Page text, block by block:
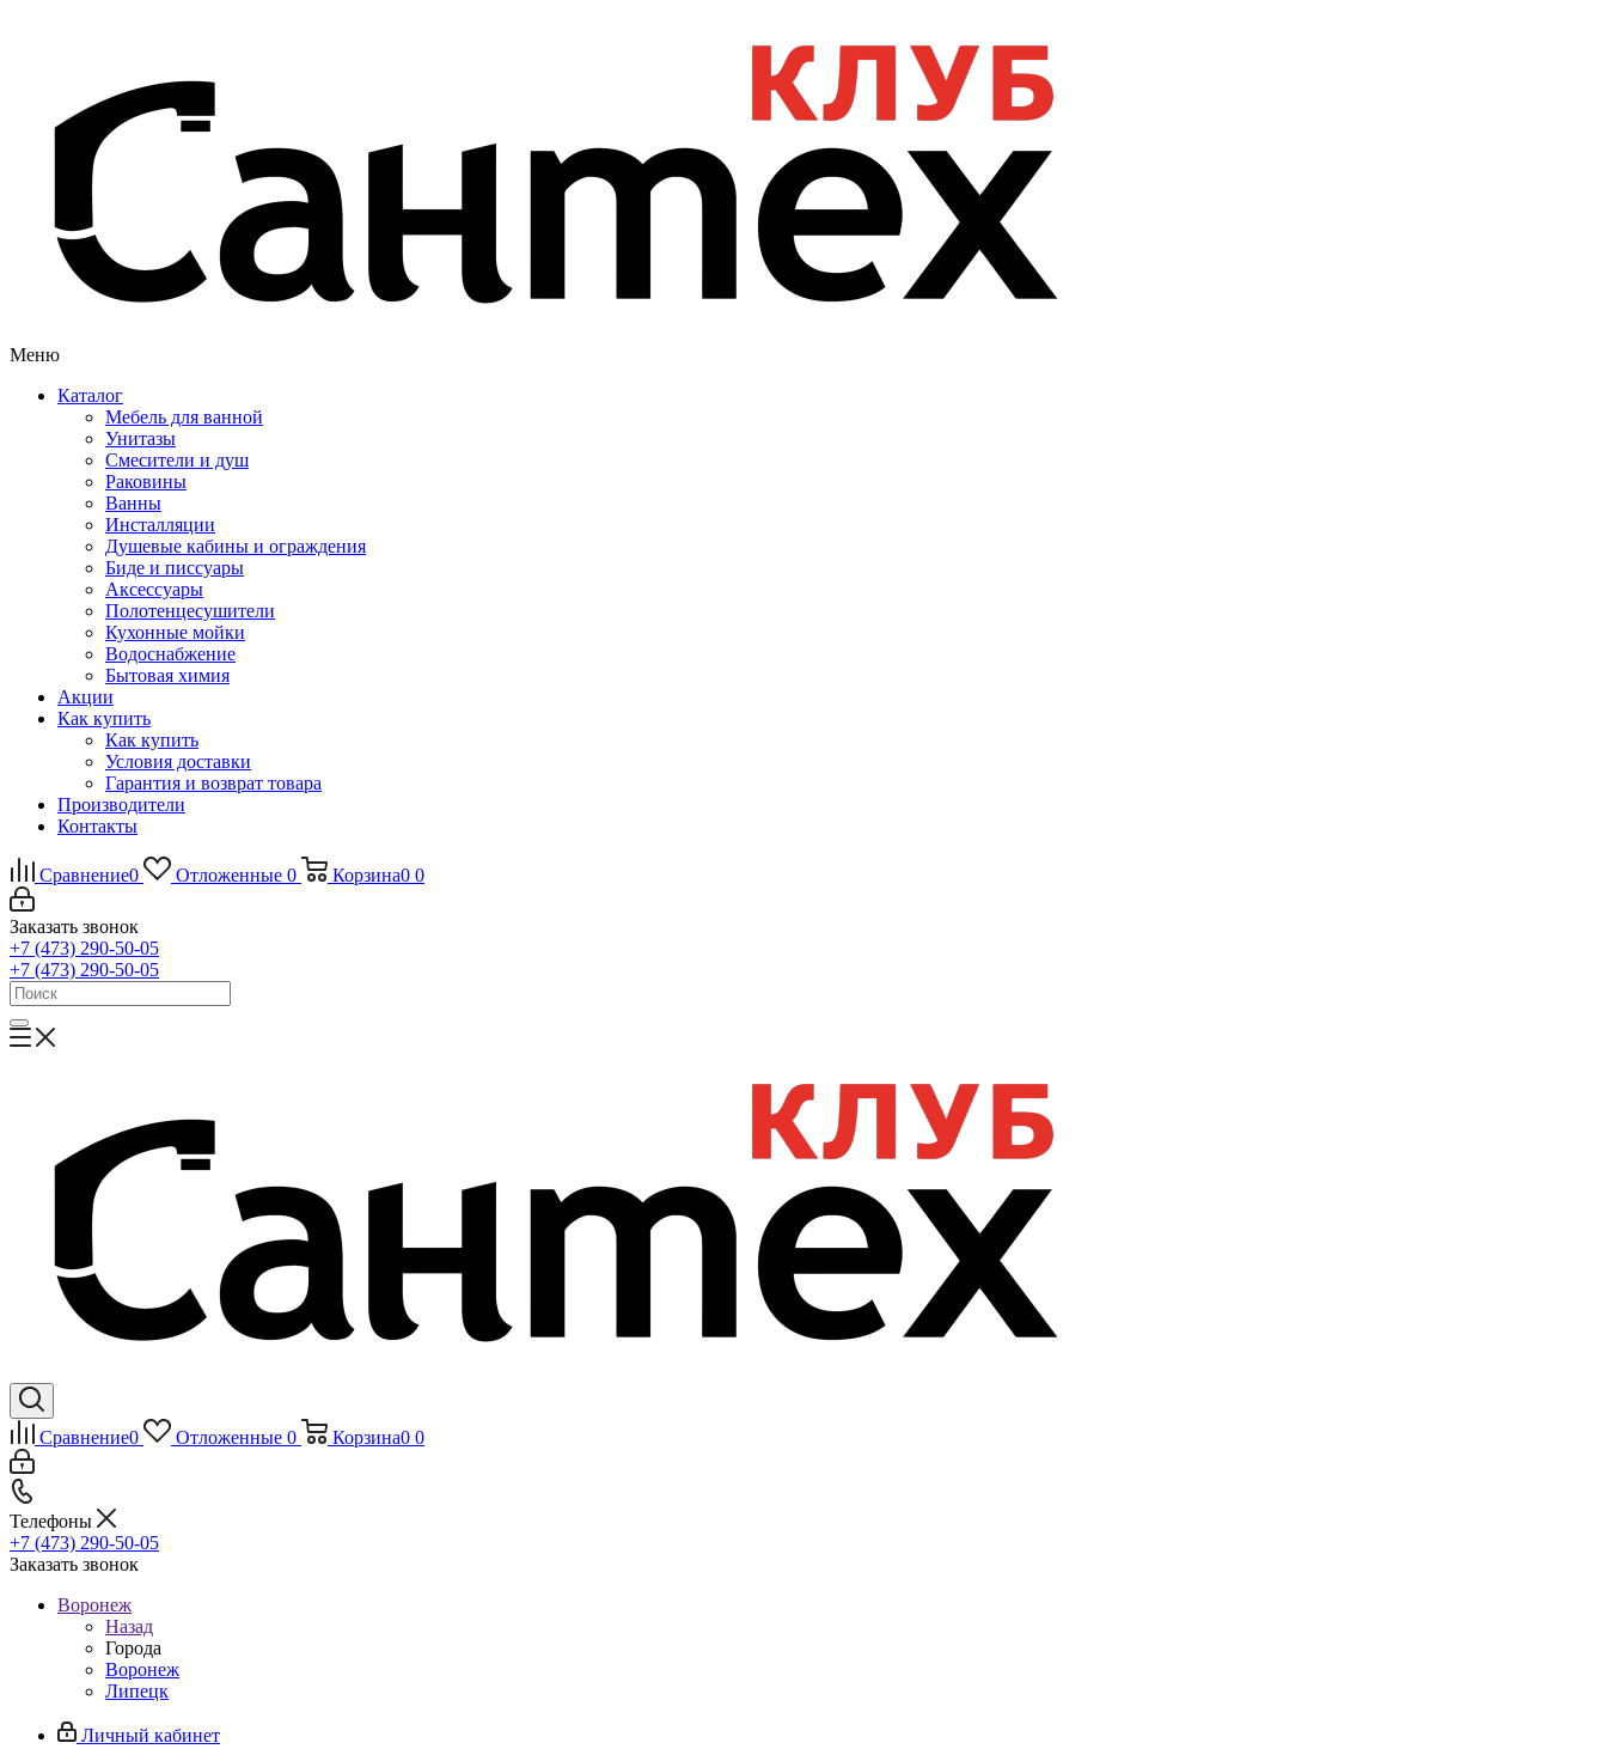
Меню
Каталог
Мебель для ванной
Унитазы
Смесители и душ
Раковины
Ванны
Инсталляции
Душевые кабины и ограждения
Биде и писсуары
Аксессуары
Полотенцесушители
Кухонные мойки
Водоснабжение
Бытовая химия
Акции
Как купить
Как купить
Условия доставки
Гарантия и возврат товара
Производители
Контакты
Сравнение0 Отложенные 0 Корзина0 0
Заказать звонок
+7 (473) 290-50-05
+7 (473) 290-50-05
Сравнение0 Отложенные 0 Корзина0 0
Телефоны
+7 (473) 290-50-05
Заказать звонок
Воронеж
Назад
Города
Воронеж
Липецк
Личный кабинет